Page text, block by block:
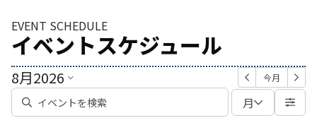
EVENT SCHEDULE
イベントスケジュール
8月2026 今月
月